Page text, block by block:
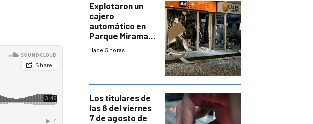
Explotaron un
cajero
automático en
Parque Miramar;
hay 3 detenidos
Hace 5 horas
Los titulares de
las 6 del viernes
7 de agosto de